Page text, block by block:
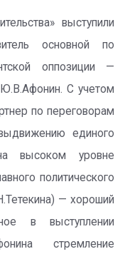
выступили
основной по
оппозиции —
С учетом
по переговорам
единого
на высоком уровне
политического
— хороший
в выступлении
стремление